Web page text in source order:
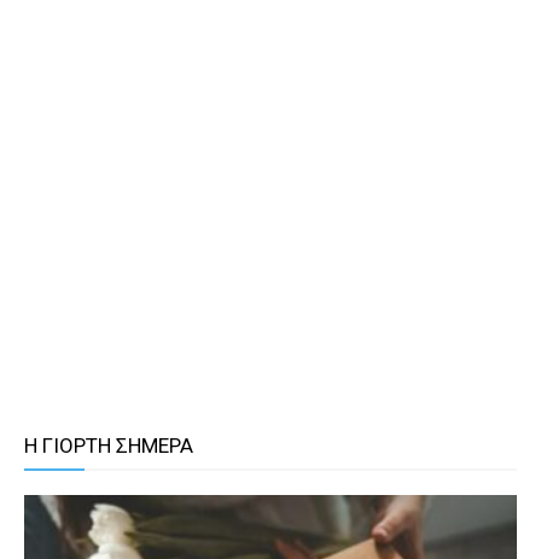
Η ΓΙΟΡΤΗ ΣΗΜΕΡΑ